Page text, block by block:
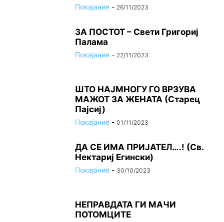
Покајание - 26/11/2023
ЗА ПОСТОТ – Свети Григориј
Палама
Покајание - 22/11/2023
ШТО НАЈМНОГУ ГО ВРЗУВА
МАЖОТ ЗА ЖЕНАТА (Старец
Пајсиј)
Покајание - 01/11/2023
ДА СЕ ИМА ПРИЈАТЕЛ….! (Св.
Нектариј Егински)
Покајание - 30/10/2023
НЕПРАВДАТА ГИ МАЧИ
ПОТОМЦИТЕ